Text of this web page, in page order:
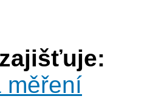
měření